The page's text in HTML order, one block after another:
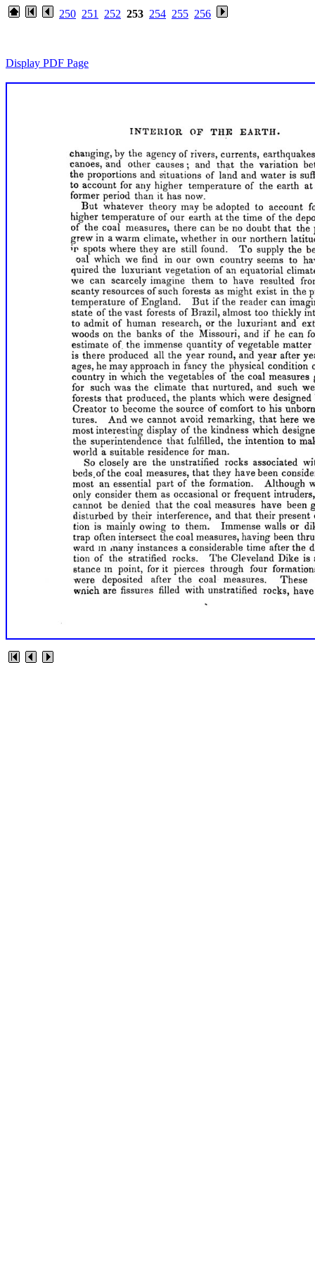
250 251 252 253 254 255 256
Display PDF Page